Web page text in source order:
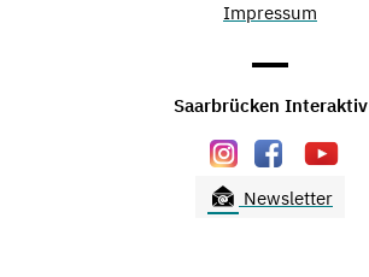
Impressum
Saarbrücken Interaktiv
Newsletter